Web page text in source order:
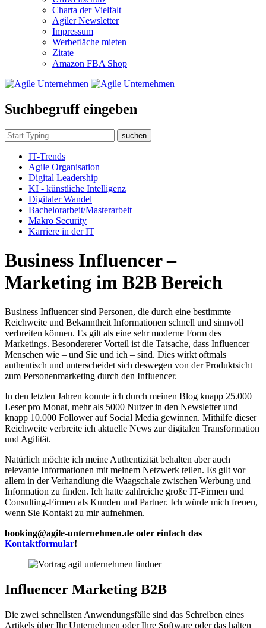
Charta der Vielfalt
Agiler Newsletter
Impressum
Werbefläche mieten
Zitate
Amazon FBA Shop
Suchbegruff eingeben
suchen
IT-Trends
Agile Organisation
Digital Leadership
KI - künstliche Intelligenz
Digitaler Wandel
Bachelorarbeit/Masterarbeit
Makro Security
Karriere in der IT
Business Influencer –
Marketing im B2B Bereich
Business Influencer sind Personen, die durch eine bestimmte
Reichweite und Bekanntheit Informationen schnell und sinnvoll
verbreiten können. Es gilt als eine sehr moderne Form des
Marketings. Besondererer Vorteil ist die Tatsache, dass Influencer
Menschen wie – und Sie und ich – sind. Dies wirkt oftmals
authentisch und unterscheidet sich deswegen von der Produktsicht
zum Personenmarketing durch den Influencer.
In den letzten Jahren konnte ich durch meinen Blog knapp 25.000
Leser pro Monat, mehr als 5000 Nutzer in den Newsletter und
knapp 10.000 Follower auf Social Media gewinnen. Mithilfe dieser
Reichweite verbreite ich aktuelle News zur digitalen Transformation
und Agilität.
Natürlich möchte ich meine Authentizität behalten aber auch
relevante Informationen mit meinem Netzwerk teilen. Es gilt vor
allem in der Verhandlung die Waagschale zwischen Werbung und
Information zu finden. Ich hatte zahlreiche große IT-Firmen und
Consulting-Firmen als Kunden und Partner. Ich würde mich freuen,
wenn Sie Kontakt zu mir aufnehmen.
booking@agile-unternehmen.de oder einfach das
Kontaktformular!
Influencer Marketing B2B
Die zwei schnellsten Anwendungsfälle sind das Schreiben eines
Artikels über Ihr Unternehmen oder Ihre Software oder das halten